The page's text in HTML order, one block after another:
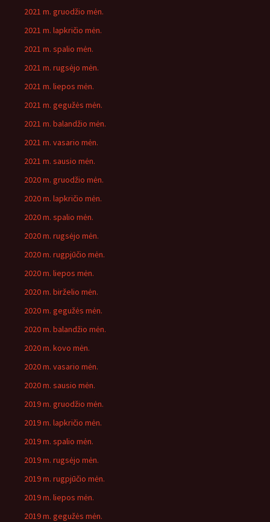
2021 m. gruodžio mėn.
2021 m. lapkričio mėn.
2021 m. spalio mėn.
2021 m. rugsėjo mėn.
2021 m. liepos mėn.
2021 m. gegužės mėn.
2021 m. balandžio mėn.
2021 m. vasario mėn.
2021 m. sausio mėn.
2020 m. gruodžio mėn.
2020 m. lapkričio mėn.
2020 m. spalio mėn.
2020 m. rugsėjo mėn.
2020 m. rugpjūčio mėn.
2020 m. liepos mėn.
2020 m. birželio mėn.
2020 m. gegužės mėn.
2020 m. balandžio mėn.
2020 m. kovo mėn.
2020 m. vasario mėn.
2020 m. sausio mėn.
2019 m. gruodžio mėn.
2019 m. lapkričio mėn.
2019 m. spalio mėn.
2019 m. rugsėjo mėn.
2019 m. rugpjūčio mėn.
2019 m. liepos mėn.
2019 m. gegužės mėn.